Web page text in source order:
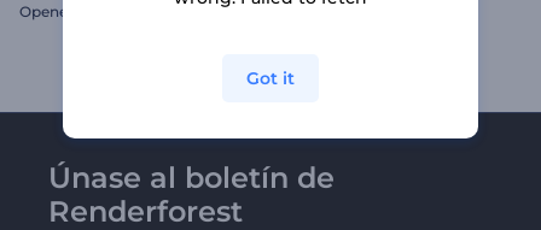
Opener alegre de eventos
Únase al boletín de
Renderforest
Got it